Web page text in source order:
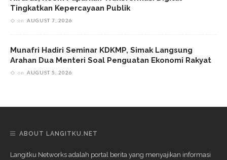
Tingkatkan Kepercayaan Publik
on AUGUST 7, 2026
Munafri Hadiri Seminar KDKMP, Simak Langsung
Arahan Dua Menteri Soal Penguatan Ekonomi Rakyat
on AUGUST 5, 2026
ABOUT LANGITKU.NET
Langitku Networks adalah portal berita yang menyajikan informasi